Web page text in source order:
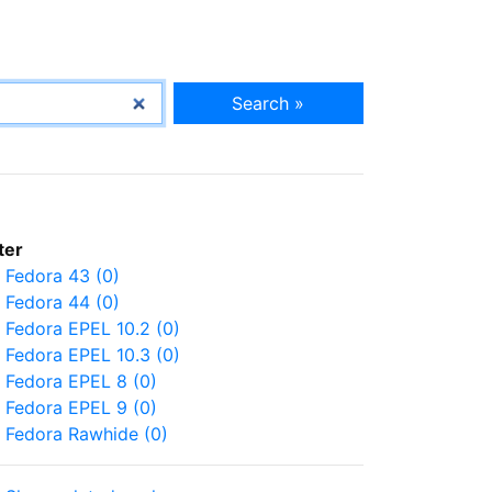
Search »
Fedora 43 (0)
Fedora 44 (0)
Fedora EPEL 10.2 (0)
Fedora EPEL 10.3 (0)
Fedora EPEL 8 (0)
Fedora EPEL 9 (0)
Fedora Rawhide (0)